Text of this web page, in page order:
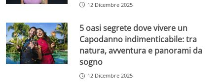
12 Dicembre 2025
5 oasi segrete dove vivere un
Capodanno indimenticabile: tra
natura, avventura e panorami da
sogno
12 Dicembre 2025